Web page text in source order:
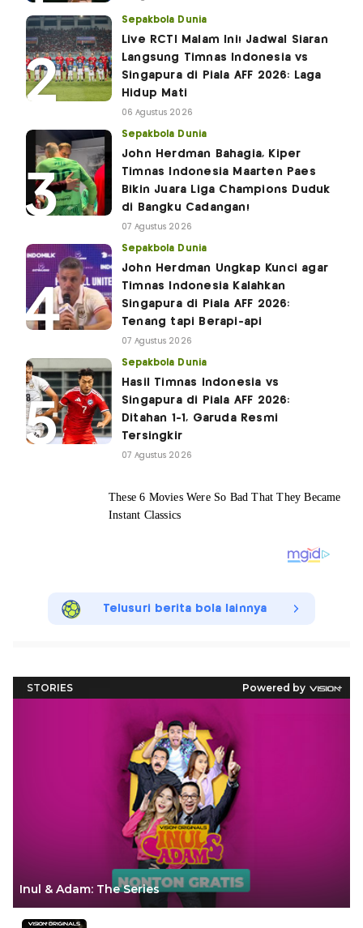
Sepakbola Dunia
Live RCTI Malam Ini! Jadwal Siaran
Langsung Timnas Indonesia vs
Singapura di Piala AFF 2026: Laga
Hidup Mati
06 Agustus 2026
Sepakbola Dunia
John Herdman Bahagia, Kiper
Timnas Indonesia Maarten Paes
Bikin Juara Liga Champions Duduk
di Bangku Cadangan!
07 Agustus 2026
Sepakbola Dunia
John Herdman Ungkap Kunci agar
Timnas Indonesia Kalahkan
Singapura di Piala AFF 2026:
Tenang tapi Berapi-api
07 Agustus 2026
Sepakbola Dunia
Hasil Timnas Indonesia vs
Singapura di Piala AFF 2026:
Ditahan 1-1, Garuda Resmi
Tersingkir
07 Agustus 2026
Telusuri berita bola lainnya